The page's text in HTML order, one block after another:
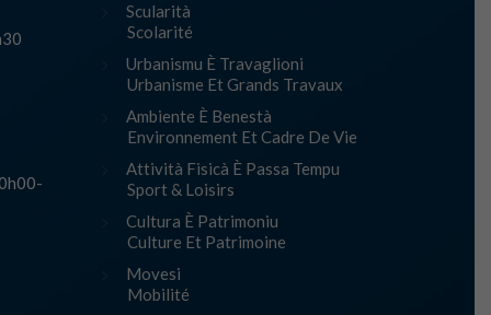
Scularità
Scolarité
Urbanismu È Travaglioni
Urbanisme Et Grands Travaux
Ambiente È Benestà
Environnement Et Cadre De Vie
Attività Fisicà È Passa Tempu
Sport & Loisirs
Cultura È Patrimoniu
Culture Et Patrimoine
Movesi
Mobilité